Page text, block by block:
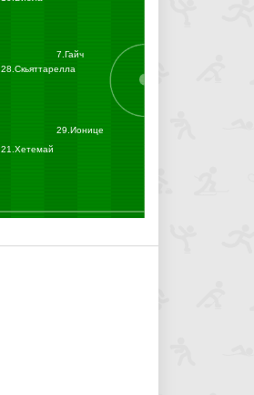
7.Гайч
29.Ионице
28.Скьяттарелла
21.Хетемай